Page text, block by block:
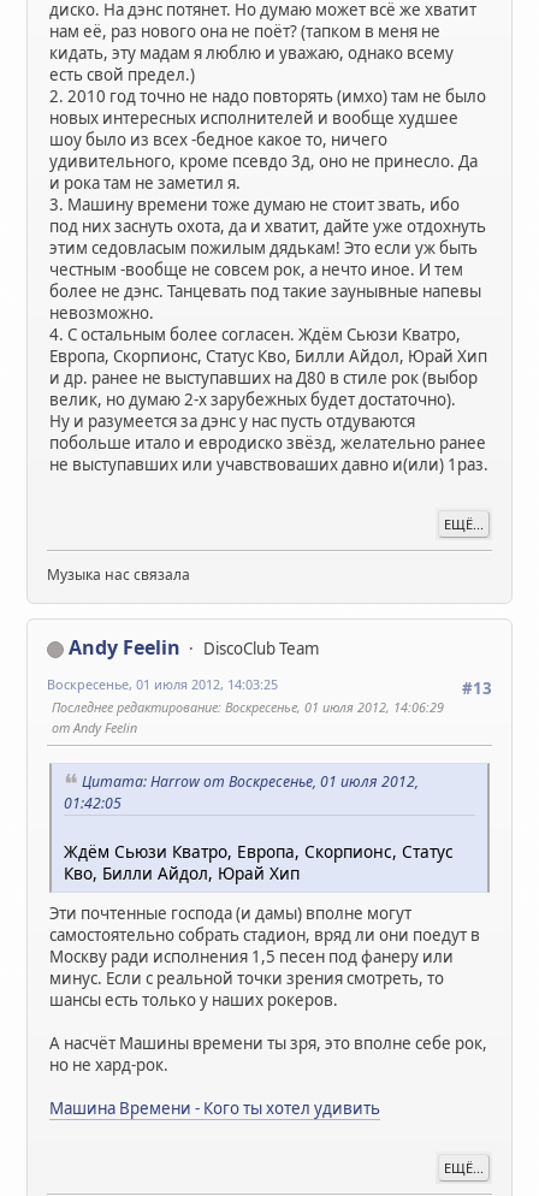
диско. На дэнс потянет. Но думаю может всё же хватит
нам её, раз нового она не поёт? (тапком в меня не
кидать, эту мадам я люблю и уважаю, однако всему
есть свой предел.)
2. 2010 год точно не надо повторять (имхо) там не было
новых интересных исполнителей и вообще худшее
шоу было из всех -бедное какое то, ничего
удивительного, кроме псевдо 3д, оно не принесло. Да
и рока там не заметил я.
3. Машину времени тоже думаю не стоит звать, ибо
под них заснуть охота, да и хватит, дайте уже отдохнуть
этим седовласым пожилым дядькам! Это если уж быть
честным -вообще не совсем рок, а нечто иное. И тем
более не дэнс. Танцевать под такие заунывные напевы
невозможно.
4. С остальным более согласен. Ждём Сьюзи Кватро,
Европа, Скорпионс, Статус Кво, Билли Айдол, Юрай Хип
и др. ранее не выступавших на Д80 в стиле рок (выбор
велик, но думаю 2-х зарубежных будет достаточно).
Ну и разумеется за дэнс у нас пусть отдуваются
побольше итало и евродиско звёзд, желательно ранее
не выступавших или учавствоваших давно и(или) 1раз.
ЕЩЁ...
Музыка нас связала
Andy Feelin
DiscoClub Team
#13
Воскресенье, 01 июля 2012, 14:03:25
Последнее редактирование: Воскресенье, 01 июля 2012, 14:06:29
от Andy Feelin
Цитата: Harrow от Воскресенье, 01 июля 2012,
01:42:05
Ждём Сьюзи Кватро, Европа, Скорпионс, Статус
Кво, Билли Айдол, Юрай Хип
Эти почтенные господа (и дамы) вполне могут
самостоятельно собрать стадион, вряд ли они поедут в
Москву ради исполнения 1,5 песен под фанеру или
минус. Если с реальной точки зрения смотреть, то
шансы есть только у наших рокеров.
А насчёт Машины времени ты зря, это вполне себе рок,
но не хард-рок.
Машина Времени - Кого ты хотел удивить
ЕЩЁ...